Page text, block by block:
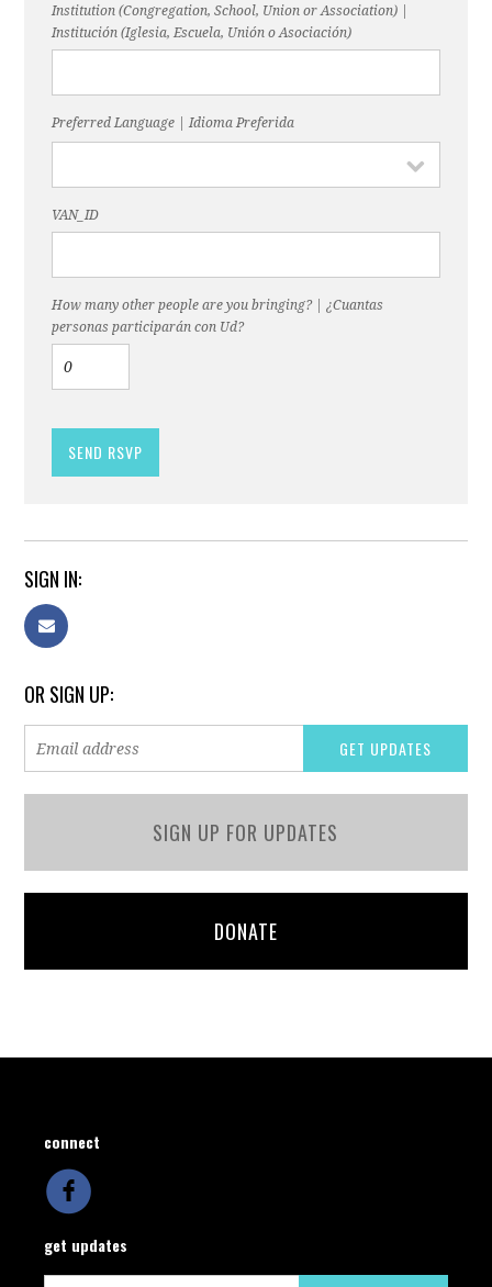
Institution (Congregation, School, Union or Association) |
Institución (Iglesia, Escuela, Unión o Asociación)
Preferred Language | Idioma Preferida
VAN_ID
How many other people are you bringing? | ¿Cuantas
personas participarán con Ud?
SIGN IN:
OR SIGN UP:
SIGN UP FOR UPDATES
DONATE
connect
get updates